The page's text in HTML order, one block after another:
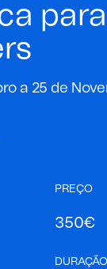
para
a 25 de
PREÇO
350€
DURAÇÃO